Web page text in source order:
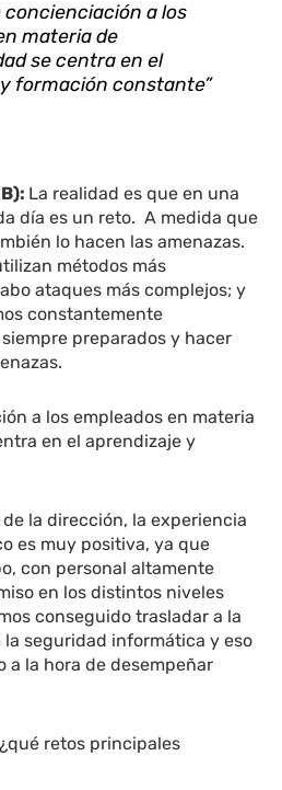
concienciación a los
materia de
se centra en el
formación constante”
La realidad es que en una
día es un reto. A medida que
lo hacen las amenazas.
métodos más
ataques más complejos; y
constantemente
preparados y hacer
a los empleados en materia
en el aprendizaje y
la dirección, la experiencia
es muy positiva, ya que
con personal altamente
en los distintos niveles
conseguido trasladar a la
seguridad informática y eso
a la hora de desempeñar
retos principales